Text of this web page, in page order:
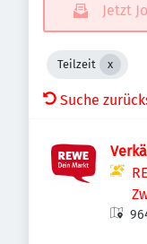
Jetzt
Teilzeit
Suche